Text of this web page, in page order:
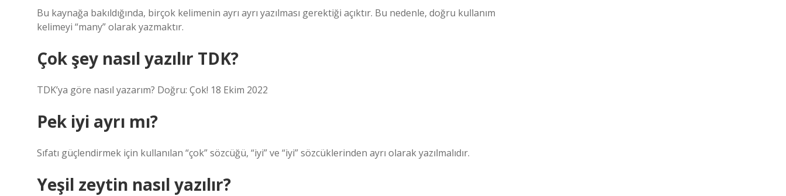
Bu kaynağa bakıldığında, birçok kelimenin ayrı ayrı yazılması gerektiği açıktır. Bu nedenle, doğru kullanım
kelimeyi “many” olarak yazmaktır.
Çok şey nasıl yazılır TDK?
TDK’ya göre nasıl yazarım? Doğru: Çok! 18 Ekim 2022
Pek iyi ayrı mı?
Sıfatı güçlendirmek için kullanılan “çok” sözcüğü, “iyi” ve “iyi” sözcüklerinden ayrı olarak yazılmalıdır.
Yeşil zeytin nasıl yazılır?